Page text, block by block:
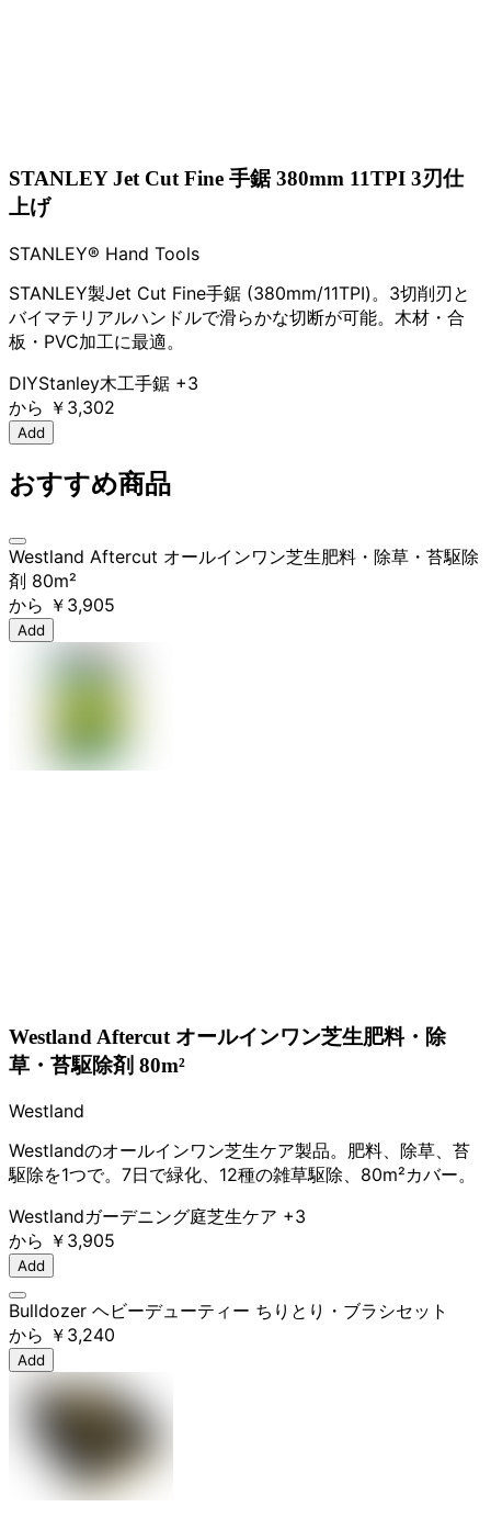
STANLEY Jet Cut Fine 手鋸 380mm 11TPI 3刃仕
上げ
STANLEY® Hand Tools
STANLEY製Jet Cut Fine手鋸 (380mm/11TPI)。3切削刃と
バイマテリアルハンドルで滑らかな切断が可能。木材・合
板・PVC加工に最適。
DIYStanley木工手鋸 +3
から ￥3,302
Add
おすすめ商品
Westland Aftercut オールインワン芝生肥料・除草・苔駆除
剤 80m²
から ￥3,905
Add
Westland Aftercut オールインワン芝生肥料・除
草・苔駆除剤 80m²
Westland
Westlandのオールインワン芝生ケア製品。肥料、除草、苔
駆除を1つで。7日で緑化、12種の雑草駆除、80m²カバー。
Westlandガーデニング庭芝生ケア +3
から ￥3,905
Add
Bulldozer ヘビーデューティー ちりとり・ブラシセット
から ￥3,240
Add